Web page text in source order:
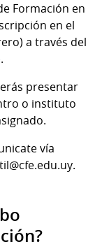
Formación en
en el
a través del
.
presentar
o instituto
vía